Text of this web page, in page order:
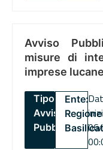
Avviso
misure di
imprese lucane
Tipo:
Avviso
Pubblico
Ente:
Regione